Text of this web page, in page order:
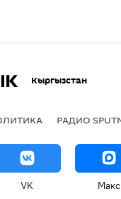
Кыргызстан
РАДИО
VK Макс